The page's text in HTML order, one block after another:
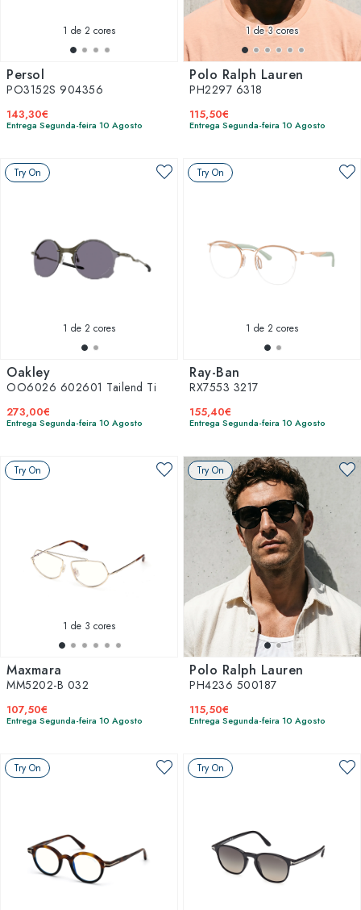
1 de 2 cores
Persol
PO3152S 904356
143,30€
Entrega Segunda-feira 10 Agosto
1de 3 cores
Polo Ralph Lauren
PH2297 6318
115,50€
Entrega Segunda-feira 10 Agosto
Try On
1 de 2 cores
Oakley
OO6026 602601 Tailend Ti
273,00€
Entrega Segunda-feira 10 Agosto
Try On
1 de 2 cores
Ray-Ban
RX7553 3217
155,40€
Entrega Segunda-feira 10 Agosto
Try On
1 de 3 cores
Maxmara
MM5202-B 032
107,50€
Entrega Segunda-feira 10 Agosto
Try On
Polo Ralph Lauren
PH4236 500187
115,50€
Entrega Segunda-feira 10 Agosto
Try On Try On